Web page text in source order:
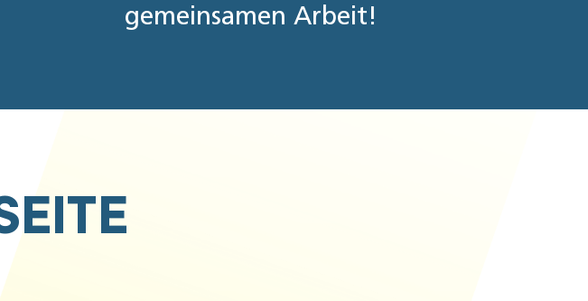
gemeinsamen Arbeit!